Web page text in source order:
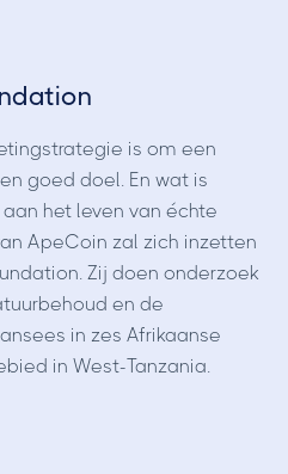
is om een
goed doel. En wat is
het leven van échte
ApeCoin zal zich inzetten
Zij doen onderzoek
en de
in zes Afrikaanse
in West-Tanzania.